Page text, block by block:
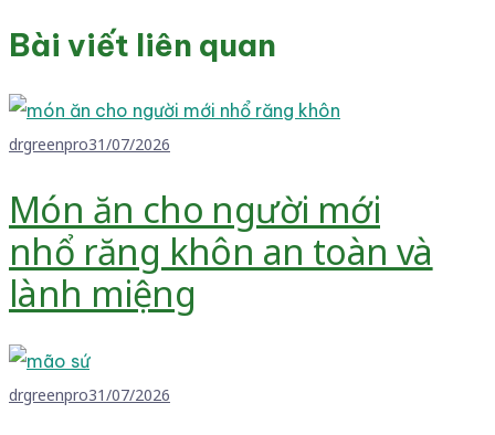
Bài viết liên quan
drgreenpro31/07/2026
Món ăn cho người mới
nhổ răng khôn an toàn và
lành miệng
drgreenpro31/07/2026